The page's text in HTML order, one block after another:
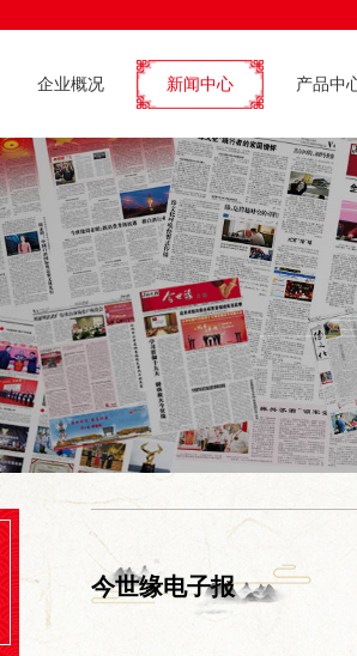
企业概况 新闻中心 产品中
今世缘电子报